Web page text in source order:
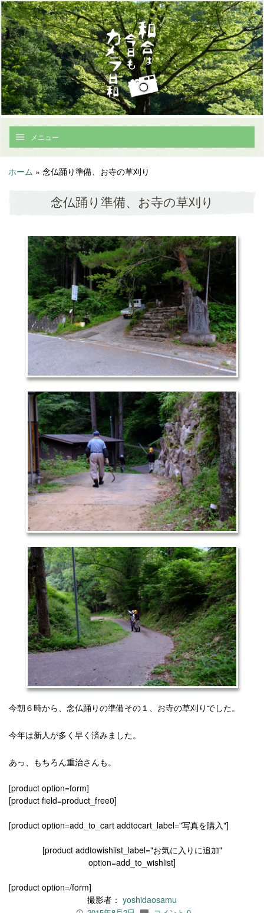
メニュー
ホーム » 念仏踊り準備、お寺の草刈り
念仏踊り準備、お寺の草刈り
今朝６時から、念仏踊りの準備その１、お寺の草刈りでした。
今年は新人が多く早く済みました。
あっ、もちろん重治さんも。
[product option=form]
[product field=product_free0]
[product option=add_to_cart addtocart_label="写真を購入"]
[product addtowishlist_label="お気に入りに追加"
option=add_to_wishlist]
[product option=/form]
撮影者： yoshidaosamu